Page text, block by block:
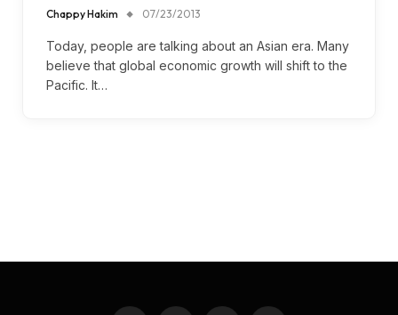
Chappy Hakim 07/23/2013
Today, people are talking about an Asian era. Many
believe that global economic growth will shift to the
Pacific. It…